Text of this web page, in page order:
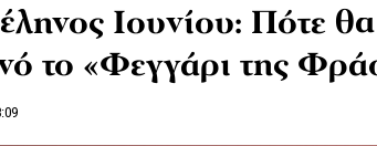
Ιουνίου: Πότε
το «Φεγγάρι της